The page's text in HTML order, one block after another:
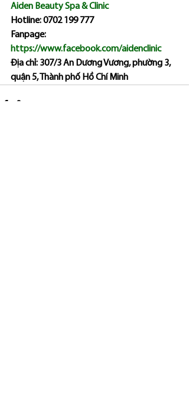
Aiden Beauty Spa & Clinic
Hotline: 0702 199 777
Fanpage:
https://www.facebook.com/aidenclinic
Địa chỉ: 307/3 An Dương Vương, phường 3,
quận 5, Thành phố Hồ Chí Minh